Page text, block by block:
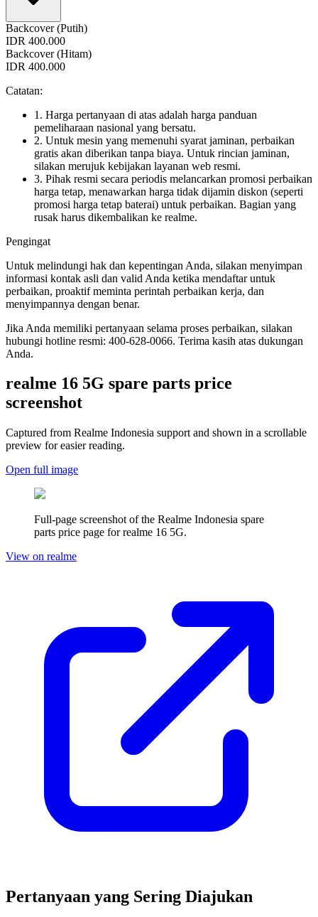
Backcover (Putih)
IDR 400.000
Backcover (Hitam)
IDR 400.000
Catatan:
1. Harga pertanyaan di atas adalah harga panduan
pemeliharaan nasional yang bersatu.
2. Untuk mesin yang memenuhi syarat jaminan, perbaikan
gratis akan diberikan tanpa biaya. Untuk rincian jaminan,
silakan merujuk kebijakan layanan web resmi.
3. Pihak resmi secara periodis melancarkan promosi perbaikan
harga tetap, menawarkan harga tidak dijamin diskon (seperti
promosi harga tetap baterai) untuk perbaikan. Bagian yang
rusak harus dikembalikan ke realme.
Pengingat
Untuk melindungi hak dan kepentingan Anda, silakan menyimpan
informasi kontak asli dan valid Anda ketika mendaftar untuk
perbaikan, proaktif meminta perintah perbaikan kerja, dan
menyimpannya dengan benar.
Jika Anda memiliki pertanyaan selama proses perbaikan, silakan
hubungi hotline resmi: 400-628-0066. Terima kasih atas dukungan
Anda.
realme 16 5G spare parts price
screenshot
Captured from Realme Indonesia support and shown in a scrollable
preview for easier reading.
Open full image
Full-page screenshot of the Realme Indonesia spare
parts price page forrealme 16 5G.
View on realme
Pertanyaan yang Sering Diajukan